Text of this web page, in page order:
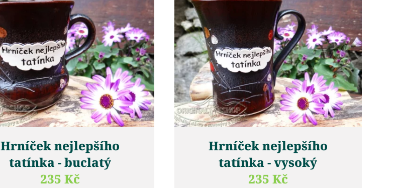
Hrníček nejlepšího
tatínka - buclatý
235 Kč
Hrníček nejlepšího
tatínka - vysoký
235 Kč